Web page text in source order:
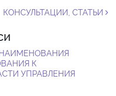
КОНСУЛЬТАЦИИ, СТАТЬИ
К
УПРАВЛЕНИЯ